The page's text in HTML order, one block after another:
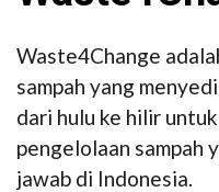
Waste4Change
sampah yang
dari hulu ke hilir
pengelolaan sampah
jawab di Indonesia.